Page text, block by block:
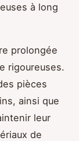
à long
prolongée
rigoureuses.
pièces
ainsi que
leur
de